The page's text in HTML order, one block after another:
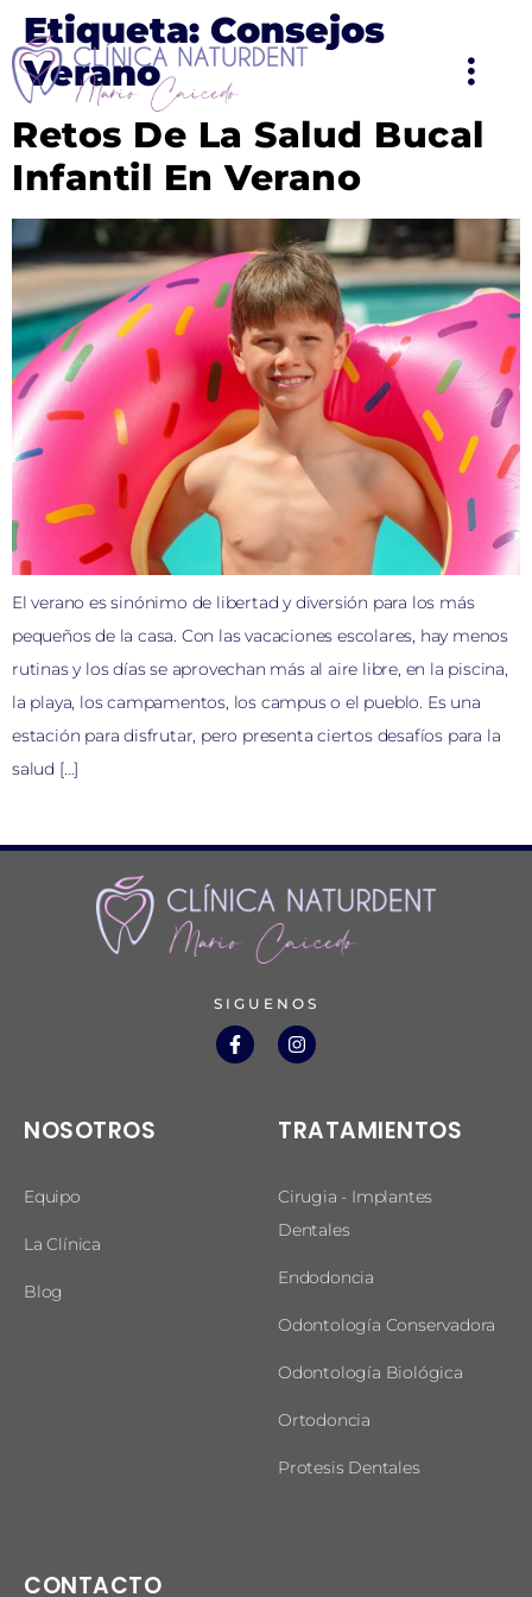
Etiqueta: Consejos
Verano
Retos De La Salud Bucal
Infantil En Verano
El verano es sinónimo de libertad y diversión para los más
pequeños de la casa. Con las vacaciones escolares, hay menos
rutinas y los días se aprovechan más al aire libre, en la piscina,
la playa, los campamentos, los campus o el pueblo. Es una
estación para disfrutar, pero presenta ciertos desafíos para la
salud […]
SIGUENOS
NOSOTROS
Equipo
La Clínica
Blog
TRATAMIENTOS
Cirugia - Implantes
Dentales
Endodoncia
Odontología Conservadora
Odontología Biológica
Ortodoncia
Protesis Dentales
CONTACTO